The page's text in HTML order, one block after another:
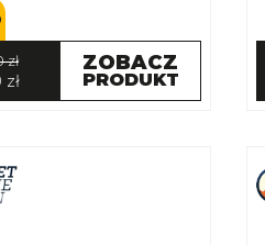
zł ZOBACZ
PRODUKT